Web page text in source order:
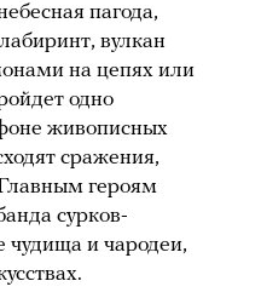
пагода,
вулкан
на цепях или
одно
живописных
сражения,
героям
сурков-
чудища и чародеи,